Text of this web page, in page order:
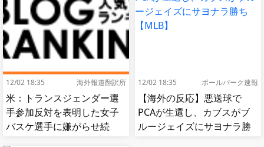
12/02 18:35 海外報道翻訳所
米：トランスジェンダー選
手参加反対を表明した女子
バスケ選手に嫌がらせ続
12/02 18:35 ボールパーク速報
【海外の反応】悪送球で
PCAが生還し、カブスがブ
ルージェイズにサヨナラ勝